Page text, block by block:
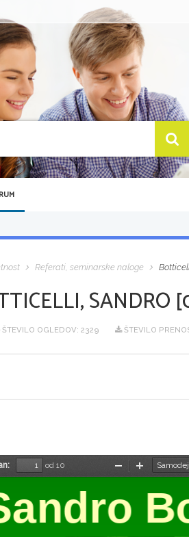
Referati, seminarske naloge
SANDRO
ŠTEVILO OGLEDOV: 2329 ŠTEVILO
meni
od 10
PomanjšajPovečaj